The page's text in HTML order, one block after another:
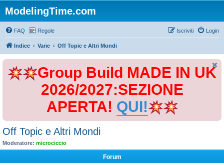
ModelingTime.com
FAQ Regole Login
Iscriviti
Indice Varie Off Topic e Altri Mondi
Group Build MADE IN UK
2026/2027:SEZIONE
APERTA! QUI!
Off Topic e Altri Mondi
Moderatore: microciccio
Forum